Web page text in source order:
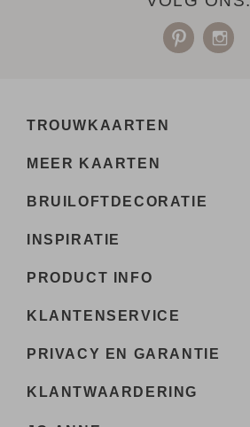
TROUWKAARTEN
MEER KAARTEN
BRUILOFTDECORATIE
INSPIRATIE
PRODUCT INFO
KLANTENSERVICE
PRIVACY EN GARANTIE
KLANTWAARDERING